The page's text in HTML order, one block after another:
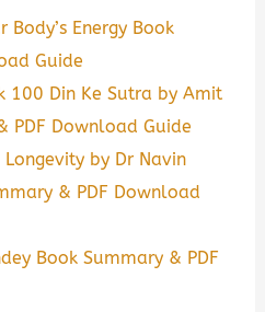
Body’s Energy Book
Guide
100 Din Ke Sutra by Amit
PDF Download Guide
by Dr Navin
& PDF Download
Book Summary & PDF